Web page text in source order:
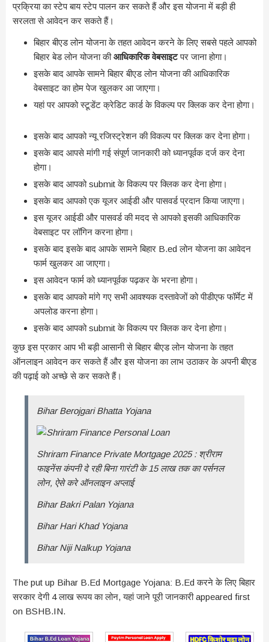
प्रक्रिया का स्टेप बाय स्टेप पालन कर सकते हैं और इस योजना में बड़ी ही
सरलता से आवेदन कर सकते हैं।
बिहार बीएड लोन योजना के तहत आवेदन करने के लिए सबसे पहले आपको
बिहार बेड लोन योजना कीआधिकारिक वेबसाइटपर जाना होगा।
इसके बाद आपके सामने बिहार बीएड लोन योजना की आधिकारिक
वेबसाइट का होम पेज खुलकर आ जाएगा।
यहां पर आपको स्टूडेंट क्रेडिट कार्ड के विकल्प पर क्लिक कर देना होगा।
इसके बाद आपको न्यू रजिस्ट्रेशन की विकल्प पर क्लिक कर देना होगा।
इसके बाद आपसे मांगी गई संपूर्ण जानकारी को ध्यानपूर्वक दर्ज कर देना
होगा।
इसके बाद आपको submit के विकल्प पर क्लिक कर देना होगा।
इसके बाद आपको एक यूजर आईडी और पासवर्ड प्रदान किया जाएगा।
इस यूजर आईडी और पासवर्ड की मदद से आपको इसकी आधिकारिक
वेबसाइट पर लॉगिन करना होगा।
इसके बाद इसके बाद आपके सामने बिहार B.ed लोन योजना का आवेदन
फार्म खुलकर आ जाएगा।
इस आवेदन फार्म को ध्यानपूर्वक पढ़कर के भरना होगा।
इसके बाद आपको मांगे गए सभी आवश्यक दस्तावेजों को पीडीएफ फॉर्मेट में
अपलोड करना होगा।
इसके बाद आपको submit के विकल्प पर क्लिक कर देना होगा।
कुछ इस प्रकार आप भी बड़ी आसानी से बिहार बीएड लोन योजना के तहत
ऑनलाइन आवेदन कर सकते हैं और इस योजना का लाभ उठाकर के अपनी बीएड
की पढ़ाई को अच्छे से कर सकते हैं।
Bihar Berojgari Bhatta Yojana
Shriram Finance Private Mortgage 2025 : श्रीराम
फाइनेंस कंपनी दे रही बिना गारंटी के 15 लाख तक का पर्सनल
लोन, ऐसे करे ऑनलाइन अप्लाई
Bihar Bakri Palan Yojana
Bihar Hari Khad Yojana
Bihar Niji Nalkup Yojana
The put up Bihar B.Ed Mortgage Yojana: B.Ed करने के लिए बिहार
सरकार देगी 4 लाख रूपय का लोन, यहां जाने पूरी जानकारी appeared first
on BSHB.IN.